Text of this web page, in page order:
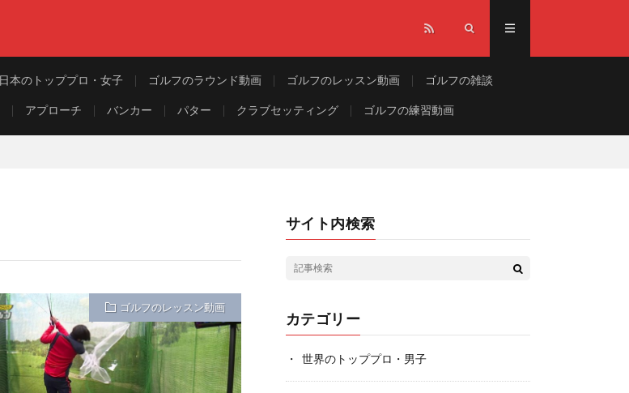
日本のトッププロ・女子 ゴルフのラウンド動画 ゴルフのレッスン動画 ゴルフの雑談
アプローチ バンカー パター クラブセッティング ゴルフの練習動画
ゴルフのレッスン動画
サイト内検索
カテゴリー
世界のトッププロ・男子